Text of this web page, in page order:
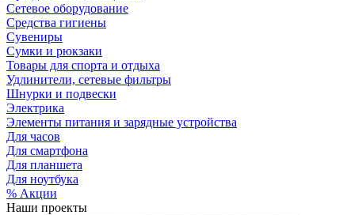
Сетевое оборудование
Средства гигиены
Сувениры
Сумки и рюкзаки
Товары для спорта и отдыха
Удлинители, сетевые фильтры
Шнурки и подвески
Электрика
Элементы питания и зарядные устройства
Для часов
Для смартфона
Для планшета
Для ноутбука
% Акции
Наши проекты